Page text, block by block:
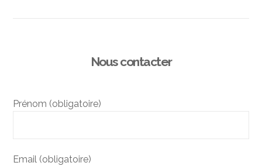
Nous contacter
Prénom (obligatoire)
Email (obligatoire)